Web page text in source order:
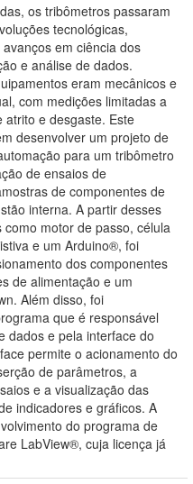
os tribômetros passaram
tecnológicas,
em ciência dos
e análise de dados.
eram mecânicos e
com medições limitadas a
atrito e desgaste. Este
desenvolver um projeto de
para um tribômetro
de ensaios de
de componentes de
interna. A partir desses
motor de passo, célula
e um Arduino®, foi
dos componentes
de alimentação e um
Além disso, foi
que é responsável
dados e pela interface do
permite o acionamento do
de parâmetros, a
e a visualização das
indicadores e gráficos. A
do programa de
LabView®, cuja licença já